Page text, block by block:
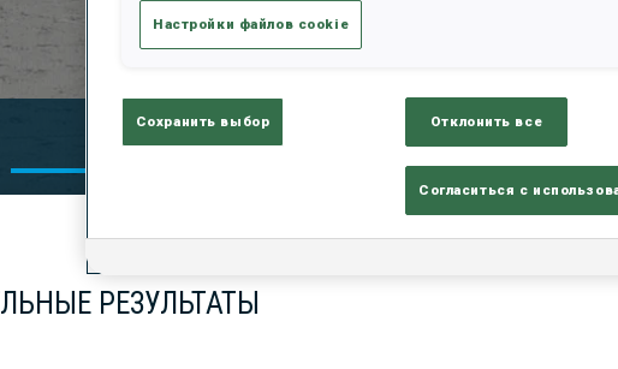
Official Results
РЕЗУЛЬТАТЫ
Настройки файлов cookie
Сохранить выбор Отклонить все
Согласиться с